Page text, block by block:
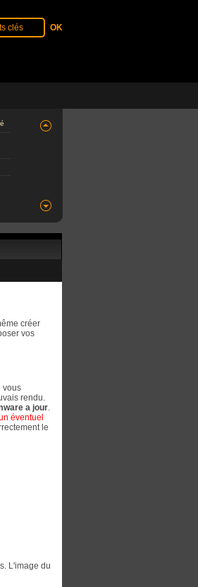
créer
vos
vous
rendu.
a jour.
éventuel
le
L'image du